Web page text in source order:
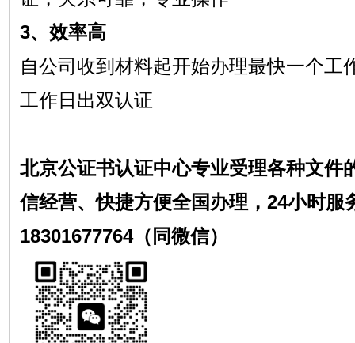
3、效率高
自公司收到材料起开始办理最快一个工
工作日出双认证
北京公证书认证中心专业受理各种文件
信经营、快捷方便全国办理，24小时服
18301677764（同微信）